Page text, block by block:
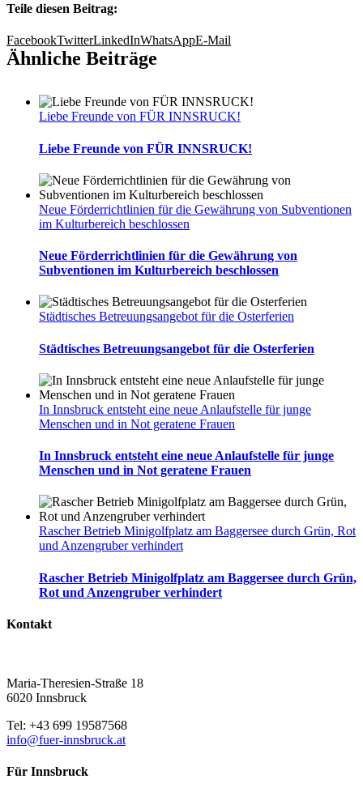
Teile diesen Beitrag:
FacebookTwitterLinkedInWhatsAppE-Mail
Ähnliche Beiträge
Liebe Freunde von FÜR INNSRUCK!
Liebe Freunde von FÜR INNSRUCK!
Neue Förderrichtlinien für die Gewährung von Subventionen
im Kulturbereich beschlossen
Neue Förderrichtlinien für die Gewährung von
Subventionen im Kulturbereich beschlossen
Städtisches Betreuungsangebot für die Osterferien
Städtisches Betreuungsangebot für die Osterferien
In Innsbruck entsteht eine neue Anlaufstelle für junge
Menschen und in Not geratene Frauen
In Innsbruck entsteht eine neue Anlaufstelle für junge
Menschen und in Not geratene Frauen
Rascher Betrieb Minigolfplatz am Baggersee durch Grün, Rot
und Anzengruber verhindert
Rascher Betrieb Minigolfplatz am Baggersee durch Grün,
Rot und Anzengruber verhindert
Kontakt
Maria-Theresien-Straße 18
6020 Innsbruck
Tel: +43 699 19587568
info@fuer-innsbruck.at
Für Innsbruck